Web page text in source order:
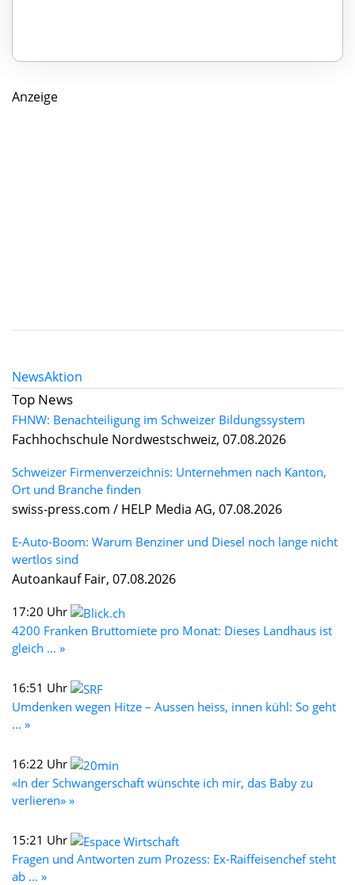
Anzeige
NewsAktion
Top News
FHNW: Benachteiligung im Schweizer Bildungssystem
Fachhochschule Nordwestschweiz, 07.08.2026
Schweizer Firmenverzeichnis: Unternehmen nach Kanton,
Ort und Branche finden
swiss-press.com / HELP Media AG, 07.08.2026
E-Auto-Boom: Warum Benziner und Diesel noch lange nicht
wertlos sind
Autoankauf Fair, 07.08.2026
17:20 Uhr
4200 Franken Bruttomiete pro Monat: Dieses Landhaus ist
gleich ... »
16:51 Uhr
Umdenken wegen Hitze – Aussen heiss, innen kühl: So geht
... »
16:22 Uhr
«In der Schwangerschaft wünschte ich mir, das Baby zu
verlieren» »
15:21 Uhr
Fragen und Antworten zum Prozess: Ex-Raiffeisenchef steht
ab ... »